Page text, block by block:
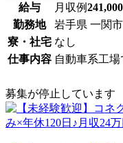
給与 月収例241,000
勤務地
岩手県 一関市
寮・社宅 なし
仕事内容 自動車系工
募集が停止しています